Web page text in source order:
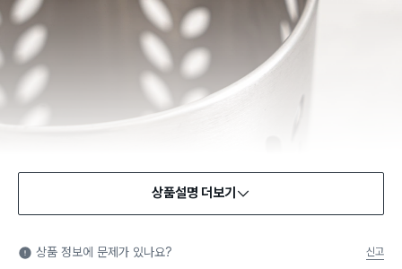
상품설명 더보기
상품 정보에 문제가 있나요? 신고